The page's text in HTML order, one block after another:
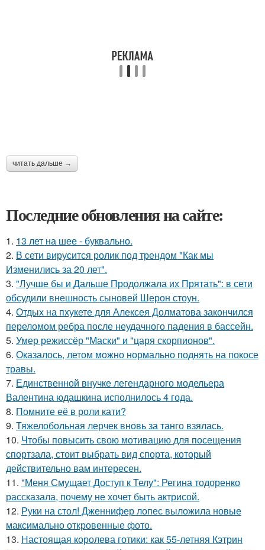
читать дальше →
Последние обновления на сайте:
1. 13 лет на шее - буквально.
2. В сети вирусится ролик под трендом "Как мы
Изменились за 20 лет".
3. "Лучше бы и Дальше Продолжала их Прятать": в сети
обсудили внешность сыновей Шерон стоун.
4. Отдых на пхукете для Алексея Долматова закончился
переломом ребра после неудачного падения в бассейн.
5. Умер режиссёр "Маски" и "царя скорпионов".
6. Оказалось, летом можно нормально поднять на покосе
травы.
7. Единственной внучке легендарного модельера
Валентина юдашкина исполнилось 4 года.
8. Помните её в роли кати?
9. Тяжелобольная лерчек вновь за танго взялась.
10. Чтобы повысить свою мотивацию для посещения
спортзала, стоит выбрать вид спорта, который
действительно вам интересен.
11. "Меня Смущает Доступ к Телу": Регина тодоренко
рассказала, почему не хочет быть актрисой.
12. Руки на стол! Дженнифер лопес выложила новые
максимально откровенные фото.
13. Настоящая королева готики: как 55-летняя Кэтрин